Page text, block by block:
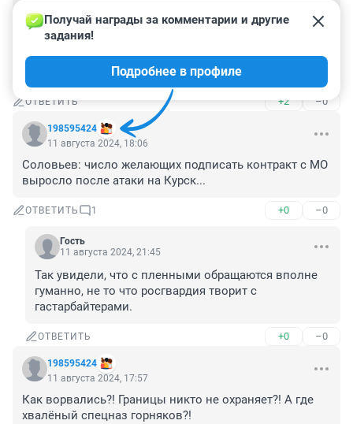
11 августа 2024, 19:22
Дурной пример заразителен. Сами им третий год
пример показываем. Таки они не выдержали и
сказали: Можем повторить!
ОТВЕТИТЬ +2 –0
198595424
Получай награды за комментарии и другие
задания!
Подробнее в профиле
11 августа 2024, 18:06
Соловьев: число желающих подписать контракт с МО
выросло после атаки на Курск...
ОТВЕТИТЬ 1 +0 –0
Гость
11 августа 2024, 21:45
Так увидели, что с пленными обращаются вполне
гуманно, не то что росгвардия творит с
гастарбайтерами.
ОТВЕТИТЬ +0 –0
198595424
11 августа 2024, 17:57
Как ворвались?! Границы никто не охраняет?! А где
хвалёный спецназ горняков?!